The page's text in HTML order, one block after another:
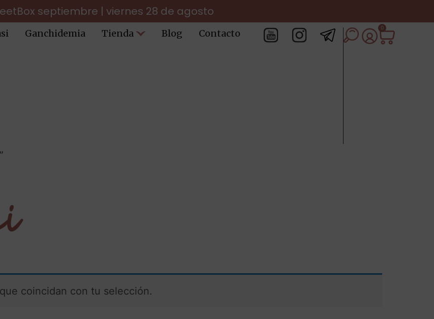
septiembre | viernes 28 de agosto
Ganchidemia Tienda Blog Contacto 0
coincidan con tu selección.